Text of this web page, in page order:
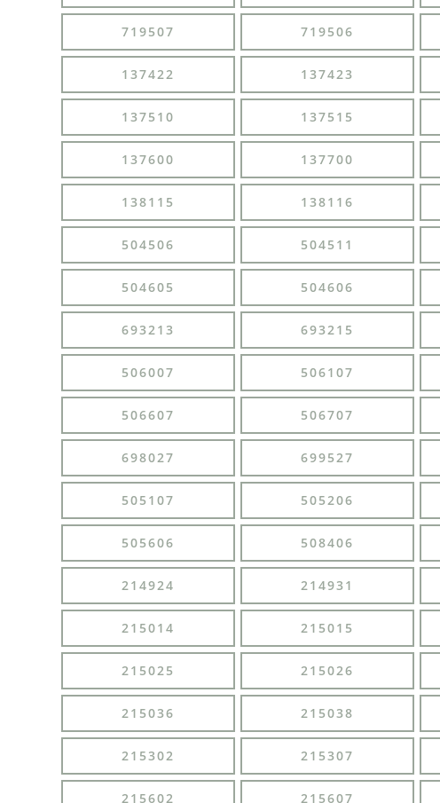
719507 719506
137422 137423
137510 137515
137600 137700
138115 138116
504506 504511
504605 504606
693213 693215
506007 506107
506607 506707
698027 699527
505107 505206
505606 508406
214924 214931
215014 215015
215025 215026
215036 215038
215302 215307
215602 215607